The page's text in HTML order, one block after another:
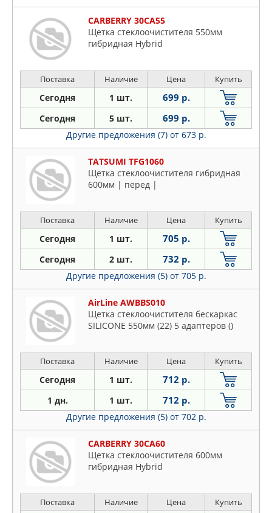
CARBERRY 30CA55
Щетка стеклоочистителя 550мм
гибридная Hybrid
Поставка Наличие Цена Купить
Сегодня 1 шт. 699 р.
Сегодня 5 шт. 699 р.
Другие предложения (7) от 673 р.
TATSUMI TFG1060
Щетка стеклоочистителя гибридная
600мм | перед |
Поставка Наличие Цена Купить
Сегодня 1 шт. 705 р.
Сегодня 2 шт. 732 р.
Другие предложения (5) от 705 р.
AirLine AWBBS010
Щетка стеклоочистителя бескаркас
SILICONE 550мм (22) 5 адаптеров ()
Поставка Наличие Цена Купить
Сегодня 1 шт. 712 р.
1 дн. 1 шт. 712 р.
Другие предложения (5) от 702 р.
CARBERRY 30CA60
Щетка стеклоочистителя 600мм
гибридная Hybrid
Поставка Наличие Цена Купить